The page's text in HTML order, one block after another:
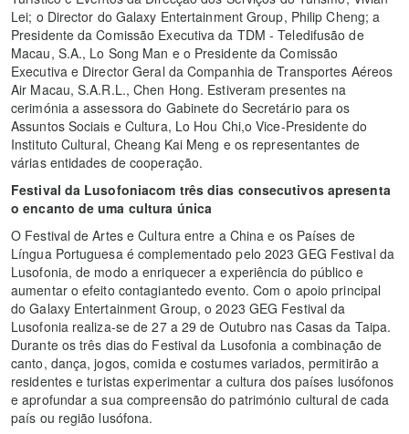
Lei; o Director do Galaxy Entertainment Group, Philip Cheng; a
Presidente da Comissão Executiva da TDM - Teledifusão de
Macau, S.A., Lo Song Man e o Presidente da Comissão
Executiva e Director Geral da Companhia de Transportes Aéreos
Air Macau, S.A.R.L., Chen Hong. Estiveram presentes na
cerimónia a assessora do Gabinete do Secretário para os
Assuntos Sociais e Cultura, Lo Hou Chi,o Vice-Presidente do
Instituto Cultural, Cheang Kai Meng e os representantes de
várias entidades de cooperação.
Festival da Lusofoniacom três dias consecutivos apresenta
o encanto de uma cultura única
O Festival de Artes e Cultura entre a China e os Países de
Língua Portuguesa é complementado pelo 2023 GEG Festival da
Lusofonia, de modo a enriquecer a experiência do público e
aumentar o efeito contagiantedo evento. Com o apoio principal
do Galaxy Entertainment Group, o 2023 GEG Festival da
Lusofonia realiza-se de 27 a 29 de Outubro nas Casas da Taipa.
Durante os três dias do Festival da Lusofonia a combinação de
canto, dança, jogos, comida e costumes variados, permitirão a
residentes e turistas experimentar a cultura dos países lusófonos
e aprofundar a sua compreensão do património cultural de cada
país ou região lusófona.